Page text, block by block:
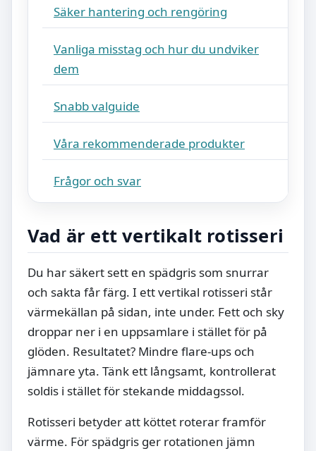
Säker hantering och rengöring
Vanliga misstag och hur du undviker
dem
Snabb valguide
Våra rekommenderade produkter
Frågor och svar
Vad är ett vertikalt rotisseri
Du har säkert sett en spädgris som snurrar
och sakta får färg. I ett vertikal rotisseri står
värmekällan på sidan, inte under. Fett och sky
droppar ner i en uppsamlare i stället för på
glöden. Resultatet? Mindre flare-ups och
jämnare yta. Tänk ett långsamt, kontrollerat
soldis i stället för stekande middagssol.
Rotisseri betyder att köttet roterar framför
värme. För spädgris ger rotationen jämn